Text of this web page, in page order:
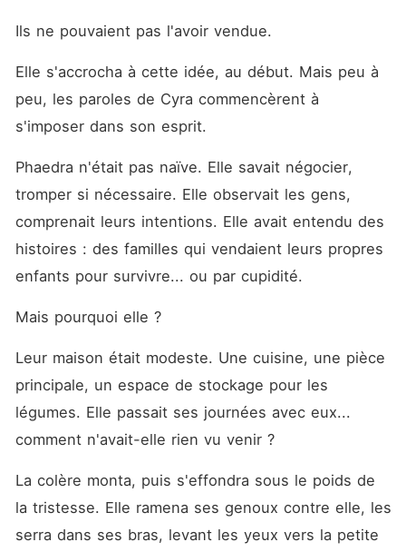
Ils ne pouvaient pas l'avoir vendue.
Elle s'accrocha à cette idée, au début. Mais peu à
peu, les paroles de Cyra commencèrent à
s'imposer dans son esprit.
Phaedra n'était pas naïve. Elle savait négocier,
tromper si nécessaire. Elle observait les gens,
comprenait leurs intentions. Elle avait entendu des
histoires : des familles qui vendaient leurs propres
enfants pour survivre... ou par cupidité.
Mais pourquoi elle ?
Leur maison était modeste. Une cuisine, une pièce
principale, un espace de stockage pour les
légumes. Elle passait ses journées avec eux...
comment n'avait-elle rien vu venir ?
La colère monta, puis s'effondra sous le poids de
la tristesse. Elle ramena ses genoux contre elle, les
serra dans ses bras, levant les yeux vers la petite